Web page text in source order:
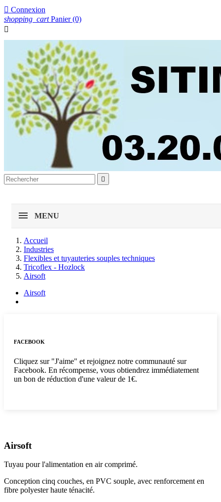
 Connexion
shopping_cart Panier (0)


MENU
Accueil
Industries
Flexibles et tuyauteries souples techniques
Tricoflex - Hozlock
Airsoft
Airsoft
FACEBOOK
Cliquez sur "J'aime" et rejoignez notre communauté sur
Facebook. En récompense, vous obtiendrez immédiatement
un bon de réduction d'une valeur de 1€.
Airsoft
Tuyau pour l'alimentation en air comprimé.
Conception cinq couches, en PVC souple, avec renforcement en
fibre polyester haute ténacité.